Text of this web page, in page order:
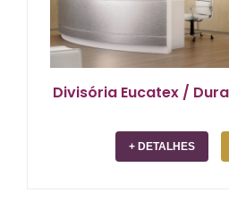
cronograma da sua obra.
Divisória Eucatex /
+ DETALHES